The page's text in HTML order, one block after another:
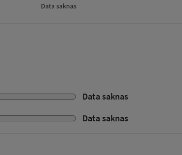
Data saknas
Data saknas
Data saknas